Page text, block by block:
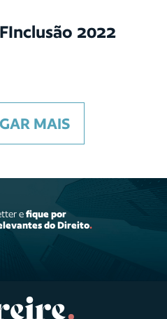
2022
MAIS
efique por
do Direito.